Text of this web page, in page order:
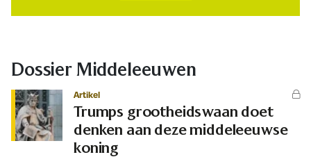
Dossier Middeleeuwen
Artikel
Trumps grootheidswaan doet
denken aan deze middeleeuwse
koning